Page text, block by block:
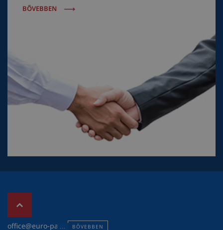
BŐVEBBEN
office@euro-pack.huBŐVEBBEN